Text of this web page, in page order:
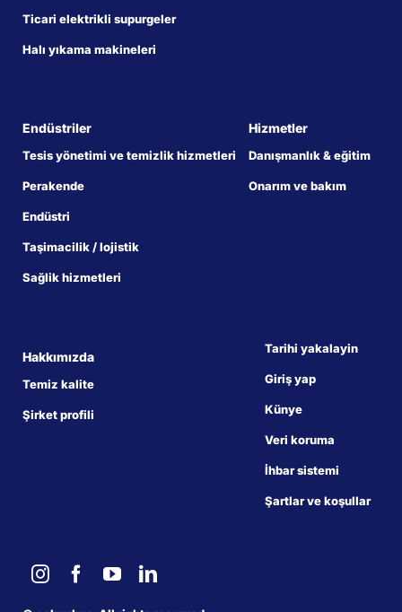
Ticari elektrikli supurgeler
Halı yıkama makineleri
Endüstriler
Tesis yönetimi ve temizlik hizmetleri
Perakende
Endüstri
Taşimacilik / lojistik
Sağlik hizmetleri
Hizmetler
Danışmanlık & eğitim
Onarım ve bakım
Hakkımızda
Temiz kalite
Şirket profili
Tarihi yakalayin
Giriş yap
Künye
Veri koruma
İhbar sistemi
Şartlar ve koşullar